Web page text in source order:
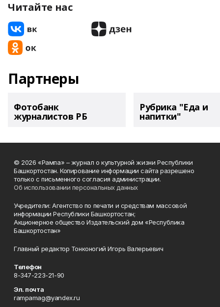
Читайте нас
Партнеры
Фотобанк
журналистов РБ
Рубрика "Еда и
напитки"
© 2026 «Рампа» – журнал о культурной жизни Республики
Башкортостан. Копирование информации сайта разрешено
только с письменного согласия администрации.
Об использовании персональных данных
Учредители: Агентство по печати и средствам массовой
информации Республики Башкортостан;
Акционерное общество Издательский дом «Республика
Башкортостан»
Главный редактор Тонконогий Игорь Валерьевич
Телефон
8-347-223-21-90
Эл. почта
rampamag@yandex.ru